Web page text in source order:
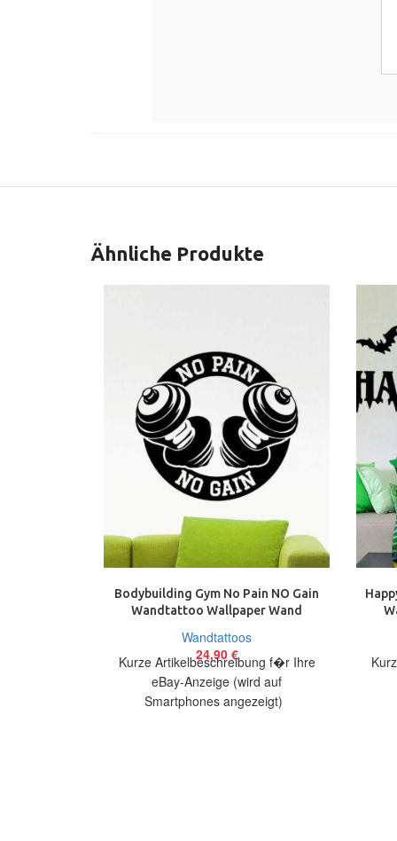
Ähnliche Produkte
Bodybuilding Gym No Pain NO Gain
Wandtattoo Wallpaper Wand
Wandtattoos
24,90 €
Kurze Artikelbeschreibung f�r Ihre
eBay-Anzeige (wird auf
Smartphones angezeigt)